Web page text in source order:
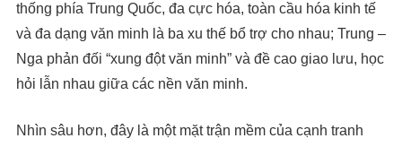
thống phía Trung Quốc, đa cực hóa, toàn cầu hóa kinh tế
và đa dạng văn minh là ba xu thế bổ trợ cho nhau; Trung –
Nga phản đối “xung đột văn minh” và đề cao giao lưu, học
hỏi lẫn nhau giữa các nền văn minh.
Nhìn sâu hơn, đây là một mặt trận mềm của cạnh tranh